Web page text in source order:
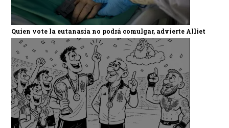
Quien vote la eutanasia no podrá comulgar, advierte Alliet